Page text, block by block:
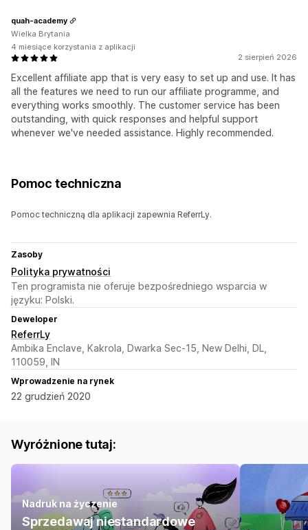
2 sierpień 2026
Excellent affiliate app that is very easy to set up and use. It has
all the features we need to run our affiliate programme, and
everything works smoothly. The customer service has been
outstanding, with quick responses and helpful support
whenever we've needed assistance. Highly recommended.
quah-academy
Wielka Brytania
4 miesiące korzystania z aplikacji
Pomoc techniczna
Pomoc techniczną dla aplikacji zapewnia ReferrLy.
Zasoby
Polityka prywatności
Ten programista nie oferuje bezpośredniego wsparcia w
języku: Polski.
Deweloper
ReferrLy
Ambika Enclave, Kakrola, Dwarka Sec-15, New Delhi, DL,
110059, IN
Wprowadzenie na rynek
22 grudzień 2020
Wyróżnione tutaj:
Nadruk na życzenie
Sprzedawaj niestandardowe